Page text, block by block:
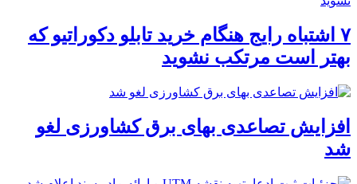
۷ اشتباه رایج هنگام خرید تابلو دکوراتیو که
بهتر است مرتکب نشوید
افزایش تصاعدی بهای برق کشاورزی لغو
شد